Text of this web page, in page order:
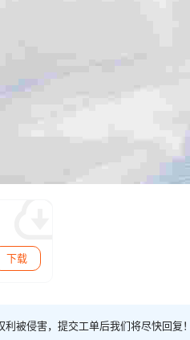
下载
被侵害，提交工单后我们将尽快回复！